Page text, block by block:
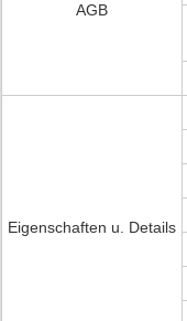
AGB
Eigenschaften u. Details